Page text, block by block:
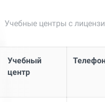
Учебные центры с
Учебный
центр